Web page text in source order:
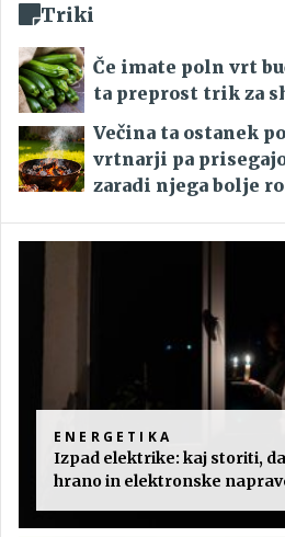
Triki
Če imate poln vrt
ta preprost trik za
Večina ta ostanek
vrtnarji pa
zaradi njega bolje
ENERGETIKA
Izpad elektrike: kaj storiti,
hrano in elektronske